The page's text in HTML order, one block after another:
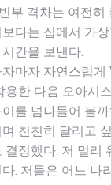
부 격차는 여전히
다는 집에서 가
간을 보낸다.
마자 자연스럽게
용한 다음 오아시
를 넘나들어 볼
천천히 달리고
결정했다. 저 멀리
. 저들은 어느 나